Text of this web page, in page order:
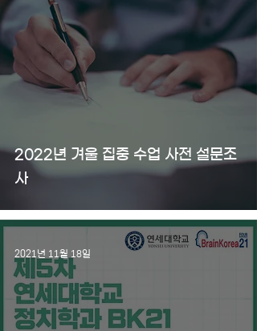
2022년 겨울 집중 수업 사전 설문조
사
2021년 11월 18일